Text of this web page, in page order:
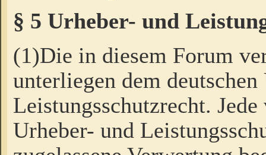
§ 5 Urheber- und
(1)Die in diesem Forum
unterliegen dem
Leistungsschutzrecht.
Urheber- und